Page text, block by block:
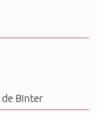
BInter